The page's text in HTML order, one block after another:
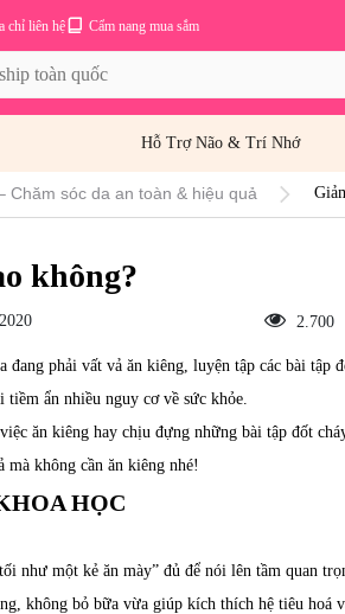
Cẩm nang mua sắm
chỉ liên hệ
Hỗ Trợ Não & Trí Nhớ
Chăm sóc da an toàn & hiệu quả
không?
2.700
phải vất vả ăn kiêng, luyện tập các bài tập
ẩn nhiều nguy cơ về sức khỏe.
ăn kiêng hay chịu đựng những bài tập đốt
mà không cần ăn kiêng nhé!
HỌC
như một kẻ ăn mày” đủ để nói lên tầm quan
không bỏ bữa vừa giúp kích thích hệ tiêu hoá